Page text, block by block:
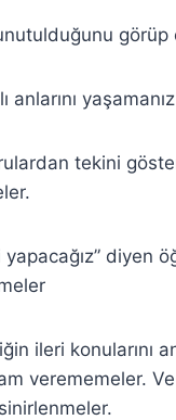
görüp
anlarını yaşamanız
tekini
diyen
ileri konularını
verememeler.